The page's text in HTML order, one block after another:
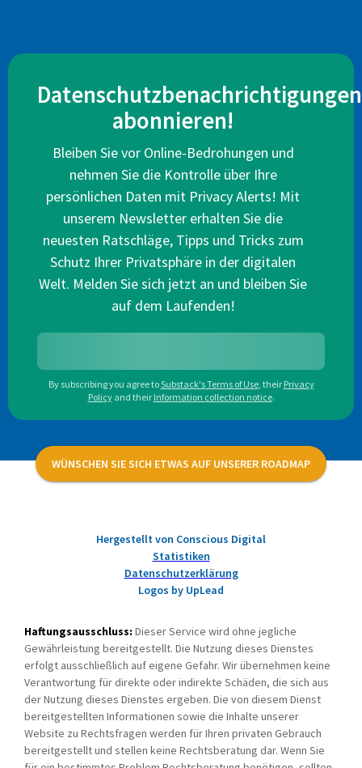
Datenschutzbenachrichtigungen
abonnieren!
Bleiben Sie vor Online-Bedrohungen und
nehmen Sie die Kontrolle über Ihre
persönlichen Daten mit Privacy Alerts! Mit
unserem Newsletter erhalten Sie die
neuesten Ratschläge, Tipps und Tricks zum
Schutz Ihrer Privatsphäre in der digitalen
Welt. Melden Sie sich jetzt an und bleiben Sie
auf dem Laufenden!
By subscribing you agree toSubstack's Terms of Use, their Privacy
Policy and their Information collection notice.
WÜNSCHEN SIE SICH ETWAS AUF UNSERER ROADMAP
Hergestellt von Conscious Digital
Statistiken
Datenschutzerklärung
Logos by UpLead
Haftungsausschluss: Dieser Service wird ohne jegliche
Gewährleistung bereitgestellt. Die Nutzung dieses Dienstes
erfolgt ausschließlich auf eigene Gefahr. Wir übernehmen keine
Verantwortung für direkte oder indirekte Schäden, die sich aus
der Nutzung dieses Dienstes ergeben. Die von diesem Dienst
bereitgestellten Informationen sowie die Inhalte unserer
Website zu Rechtsfragen werden für Ihren privaten Gebrauch
bereitgestellt und stellen keine Rechtsberatung dar. Wenn Sie